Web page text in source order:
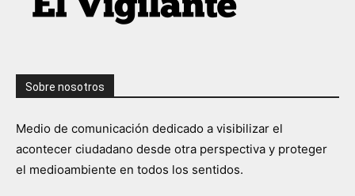
Sobre nosotros
Medio de comunicación dedicado a visibilizar el
acontecer ciudadano desde otra perspectiva y proteger
el medioambiente en todos los sentidos.